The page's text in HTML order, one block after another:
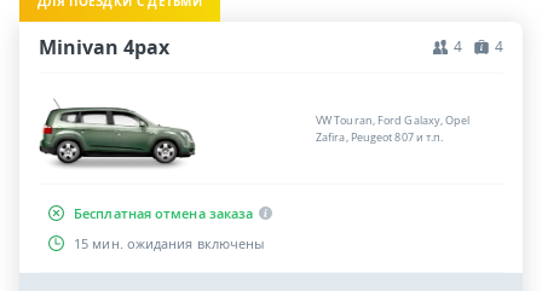
Minivan 4pax 4 4
VW Touran, Ford Galaxy, Opel
Zafira, Peugeot 807 и т.п.
Бесплатная отмена заказа
15 мин. ожидания включены